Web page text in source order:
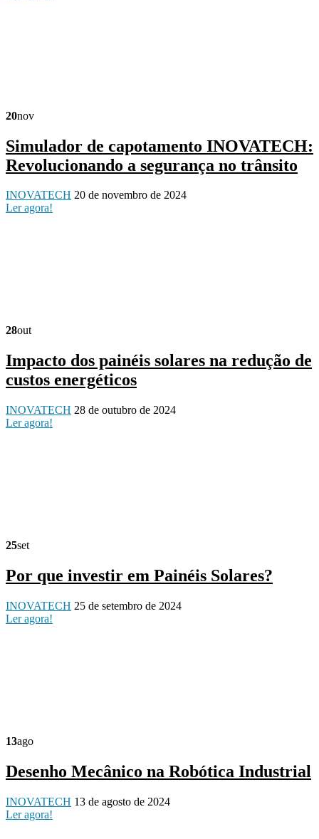
20nov
Simulador de capotamento INOVATECH:
Revolucionando a segurança no trânsito
INOVATECH 20 de novembro de 2024
Ler agora!
28out
Impacto dos painéis solares na redução de
custos energéticos
INOVATECH 28 de outubro de 2024
Ler agora!
25set
Por que investir em Painéis Solares?
INOVATECH 25 de setembro de 2024
Ler agora!
13ago
Desenho Mecânico na Robótica Industrial
INOVATECH 13 de agosto de 2024
Ler agora!